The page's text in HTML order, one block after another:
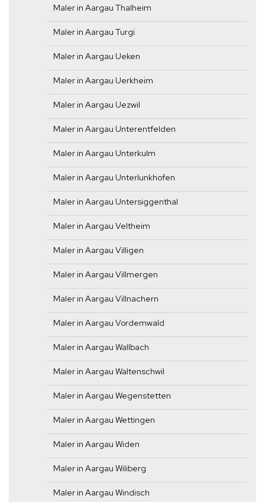
Maler in Aargau Thalheim
Maler in Aargau Turgi
Maler in Aargau Ueken
Maler in Aargau Uerkheim
Maler in Aargau Uezwil
Maler in Aargau Unterentfelden
Maler in Aargau Unterkulm
Maler in Aargau Unterlunkhofen
Maler in Aargau Untersiggenthal
Maler in Aargau Veltheim
Maler in Aargau Villigen
Maler in Aargau Villmergen
Maler in Aargau Villnachern
Maler in Aargau Vordemwald
Maler in Aargau Wallbach
Maler in Aargau Waltenschwil
Maler in Aargau Wegenstetten
Maler in Aargau Wettingen
Maler in Aargau Widen
Maler in Aargau Wiliberg
Maler in Aargau Windisch